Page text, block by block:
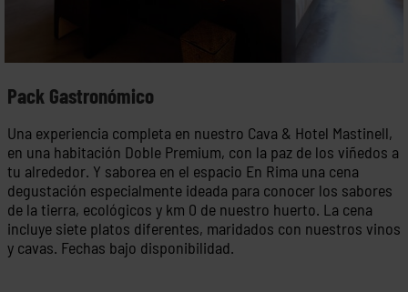
Pack Gastronómico
Una experiencia completa en nuestro Cava & Hotel Mastinell,
en una habitación Doble Premium, con la paz de los viñedos a
tu alrededor. Y saborea en el espacio En Rima una cena
degustación especialmente ideada para conocer los sabores
de la tierra, ecológicos y km 0 de nuestro huerto. La cena
incluye siete platos diferentes, maridados con nuestros vinos
y cavas. Fechas bajo disponibilidad.